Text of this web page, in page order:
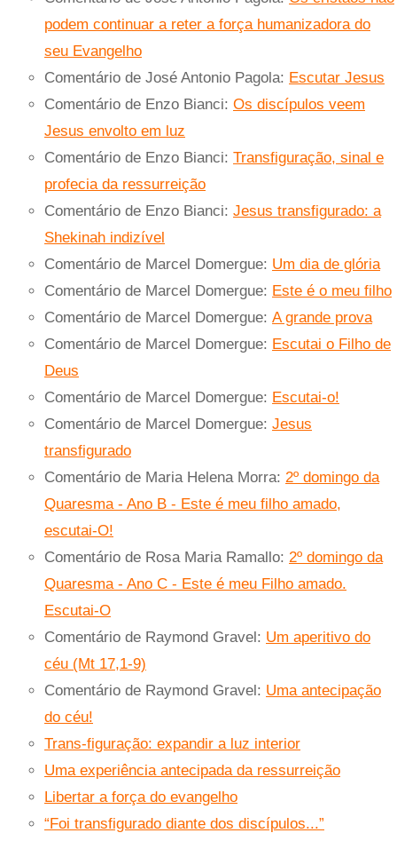
podem continuar a reter a força humanizadora do
seu Evangelho
Comentário de José Antonio Pagola: Escutar Jesus
Comentário de Enzo Bianci: Os discípulos veem
Jesus envolto em luz
Comentário de Enzo Bianci: Transfiguração, sinal e
profecia da ressurreição
Comentário de Enzo Bianci: Jesus transfigurado: a
Shekinah indizível
Comentário de Marcel Domergue: Um dia de glória
Comentário de Marcel Domergue: Este é o meu filho
Comentário de Marcel Domergue: A grande prova
Comentário de Marcel Domergue: Escutai o Filho de
Deus
Comentário de Marcel Domergue: Escutai-o!
Comentário de Marcel Domergue: Jesus
transfigurado
Comentário de Maria Helena Morra: 2º domingo da
Quaresma - Ano B - Este é meu filho amado,
escutai-O!
Comentário de Rosa Maria Ramallo: 2º domingo da
Quaresma - Ano C - Este é meu Filho amado.
Escutai-O
Comentário de Raymond Gravel: Um aperitivo do
céu (Mt 17,1-9)
Comentário de Raymond Gravel: Uma antecipação
do céu!
Trans-figuração: expandir a luz interior
Uma experiência antecipada da ressurreição
Libertar a força do evangelho
“Foi transfigurado diante dos discípulos...”